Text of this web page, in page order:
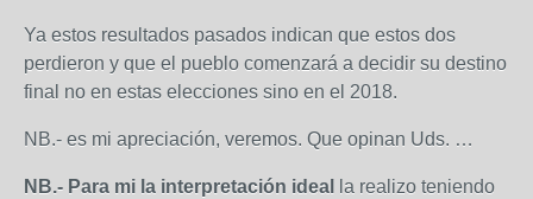
Ya estos resultados pasados indican que estos dos
perdieron y que el pueblo comenzará a decidir su destino
final no en estas elecciones sino en el 2018.
NB.- es mi apreciación, veremos. Que opinan Uds. …
NB.- Para mi la interpretación ideal
la realizo teniendo